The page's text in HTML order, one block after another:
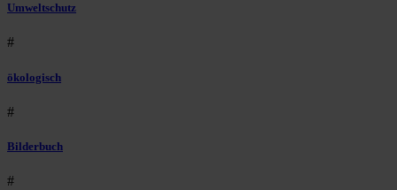
Umweltschutz
#
ökologisch
#
Bilderbuch
#